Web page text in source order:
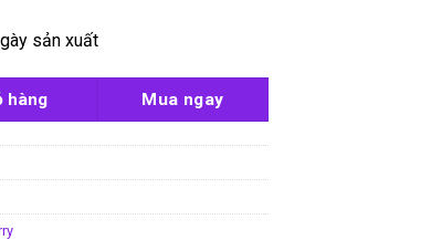
sản xuất
hàng Mua ngay